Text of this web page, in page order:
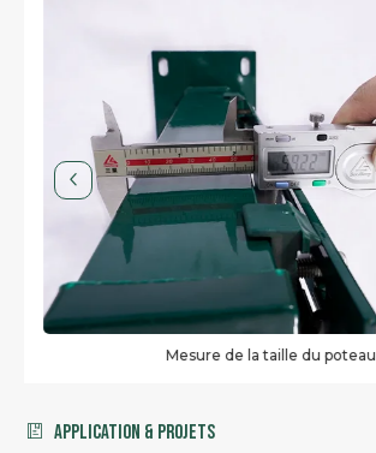
Mesure de la taille du poteau
Application & Projets